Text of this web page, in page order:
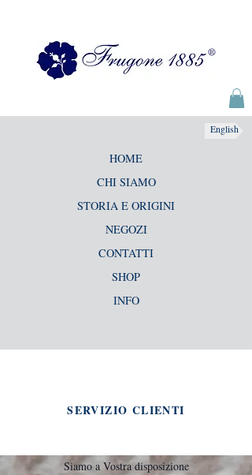
English
HOME
CHI SIAMO
STORIA E ORIGINI
NEGOZI
CONTATTI
SHOP
INFO
SERVIZIO CLIENTI
Siamo a Vostra disposizione